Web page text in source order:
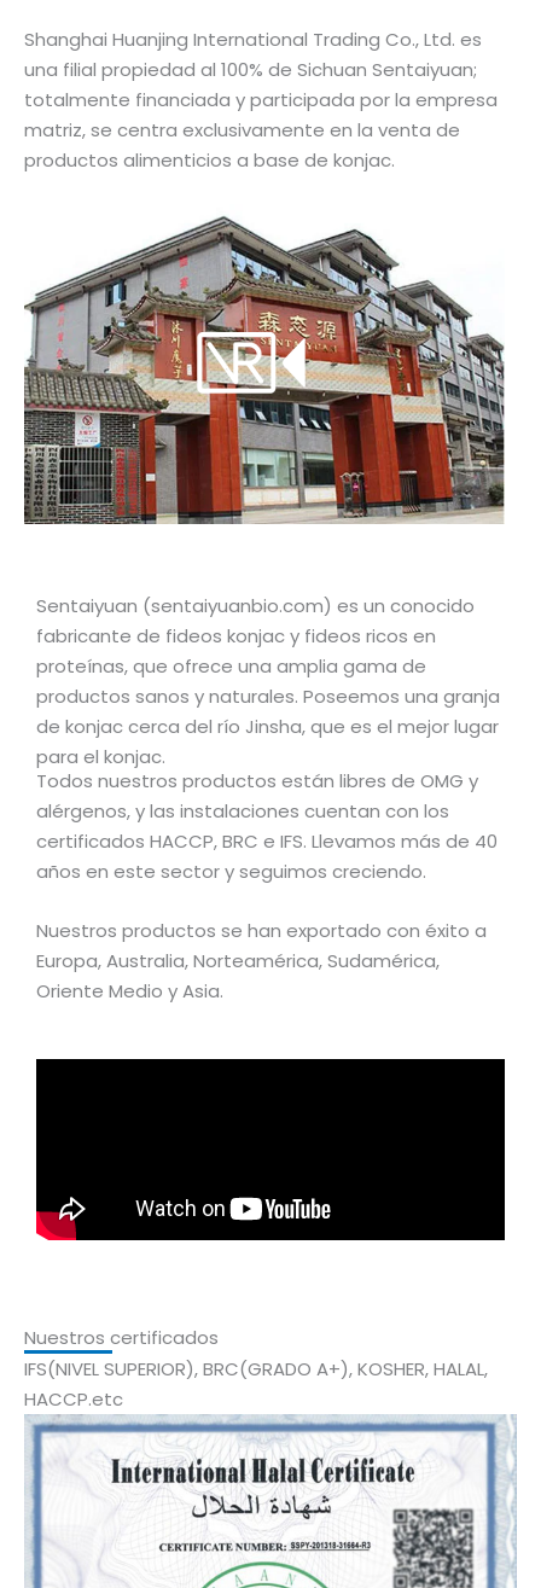
Shanghai Huanjing International Trading Co., Ltd. es
una filial propiedad al 100% de Sichuan Sentaiyuan;
totalmente financiada y participada por la empresa
matriz, se centra exclusivamente en la venta de
productos alimenticios a base de konjac.
Sentaiyuan (sentaiyuanbio.com) es un conocido
fabricante de fideos konjac y fideos ricos en
proteínas, que ofrece una amplia gama de
productos sanos y naturales. Poseemos una granja
de konjac cerca del río Jinsha, que es el mejor lugar
para el konjac.
Todos nuestros productos están libres de OMG y
alérgenos, y las instalaciones cuentan con los
certificados HACCP, BRC e IFS. Llevamos más de 40
años en este sector y seguimos creciendo.
Nuestros productos se han exportado con éxito a
Europa, Australia, Norteamérica, Sudamérica,
Oriente Medio y Asia.
Nuestros certificados
IFS(NIVEL SUPERIOR), BRC(GRADO A+), KOSHER, HALAL,
HACCP.etc